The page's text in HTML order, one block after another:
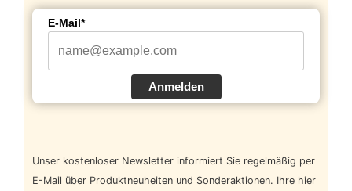
E-Mail*
Anmelden
Unser kostenloser Newsletter informiert Sie regelmäßig per
E-Mail über Produktneuheiten und Sonderaktionen. Ihre hier